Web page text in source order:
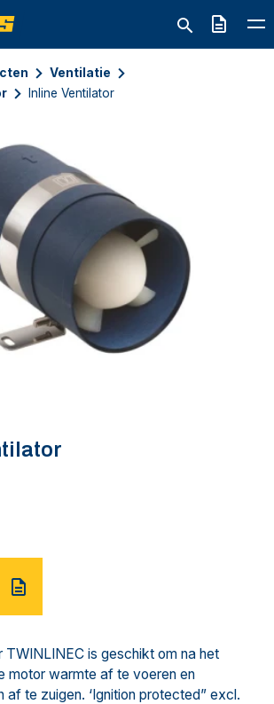
Offerte
Ventilatie
Inline Ventilator
TWINLINEC is geschikt om na het
motor warmte af te voeren en
af te zuigen. ‘Ignition protected” excl.